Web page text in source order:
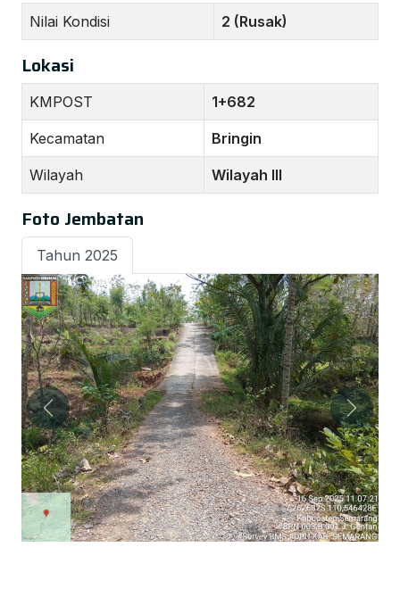
Nilai Kondisi 2 (Rusak)
Lokasi
KMPOST 1+682
Kecamatan Bringin
Wilayah Wilayah III
Foto Jembatan
Tahun 2025
Previous Next